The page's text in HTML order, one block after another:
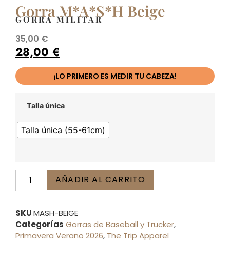
Gorra M*A*S*H Beige
GORRA MILITAR
35,00€
28,00 €
¡LO PRIMERO ES MEDIR TU CABEZA!
Talla única
Talla única (55-61cm)
AÑADIR AL CARRITO
SKUMASH-BEIGE
Categorías Gorras de Baseball y Trucker,
Primavera Verano 2026, The Trip Apparel